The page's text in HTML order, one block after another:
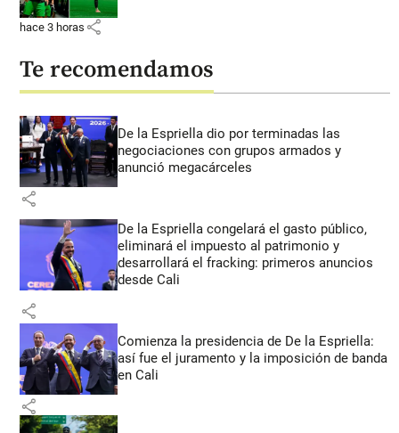
hace 3 horas share
Te recomendamos
De la Espriella dio por terminadas las
negociaciones con grupos armados y
anunció megacárceles
share
De la Espriella congelará el gasto público,
eliminará el impuesto al patrimonio y
desarrollará el fracking: primeros anuncios
desde Cali
share
Comienza la presidencia de De la Espriella:
así fue el juramento y la imposición de banda
en Cali
share